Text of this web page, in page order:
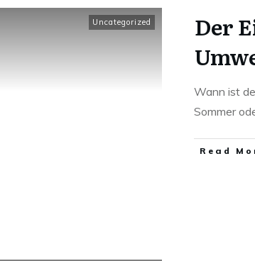
Uncategorized
Der
Wann ist
Sommer
Read